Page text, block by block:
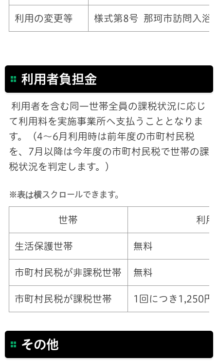
利用の変更等 様式第8号 那珂市訪問入浴
利用者負担金
利用者を含む同一世帯全員の課税状況に応じ
て利用料を実施事業所へ支払うこととなりま
す。（4～6月利用時は前年度の市町村民税
を、7月以降は今年度の市町村民税で世帯の課
税状況を判定します。）
※表は横スクロールできます。
世帯 利用
生活保護世帯 無料
市町村民税が非課税世帯 無料
市町村民税が課税世帯 1回につき1,250円
その他